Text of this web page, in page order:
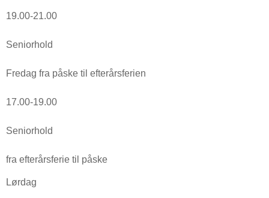
19.00-21.00
Seniorhold
Fredag fra påske til efterårsferien
17.00-19.00
Seniorhold
fra efterårsferie til påske
Lørdag